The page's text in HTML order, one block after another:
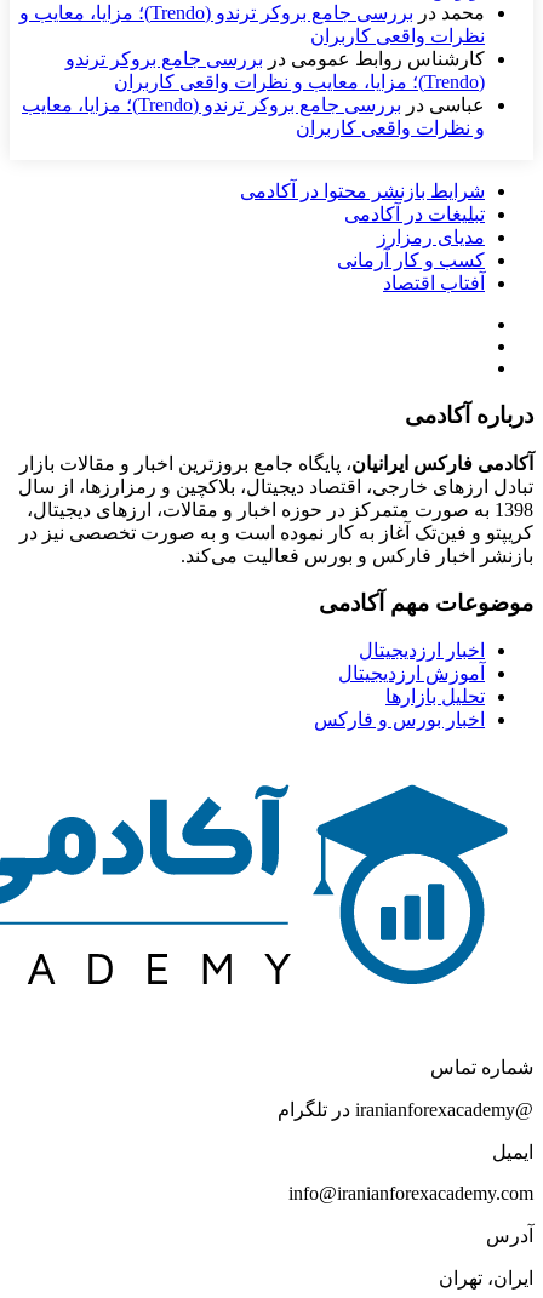
محمد در
بررسی جامع بروکر ترندو (Trendo)؛ مزایا، معایب و
نظرات واقعی کاربران
کارشناس روابط عمومی در بررسی جامع بروکر ترندو
(Trendo)؛ مزایا، معایب و نظرات واقعی کاربران
عباسی در
بررسی جامع بروکر ترندو (Trendo)؛ مزایا، معایب
و نظرات واقعی کاربران
شرایط بازنشر محتوا در آکادمی
تبلیغات در آکادمی
مدیای رمزارز
کسب و کار آرمانی
آفتاب اقتصاد
درباره آکادمی
آکادمی فارکس ایرانیان، پایگاه جامع بروزترین اخبار و مقالات بازار
تبادل ارزهای خارجی، اقتصاد دیجیتال، بلاکچین و رمزارزها، از سال
1398 به صورت متمرکز در حوزه اخبار و مقالات، ارزهای‌ دیجیتال،
کریپتو و فین‌تک آغاز به کار نموده است و به صورت تخصصی نیز در
بازنشر اخبار فارکس و بورس فعالیت می‌کند.
موضوعات مهم آکادمی
اخبار ارزدیجیتال
آموزش ارزدیجیتال
تحلیل بازارها
اخبار بورس و فارکس
شماره تماس
@iranianforexacademy در تلگرام
ایمیل
info@iranianforexacademy.com
آدرس
ایران، تهران